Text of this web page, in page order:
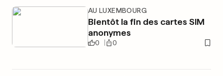
AU LUXEMBOURG
Bientôt la fin des cartes SIM
anonymes
0 0